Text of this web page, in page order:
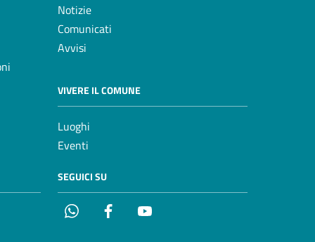
Notizie
Comunicati
Avvisi
VIVERE IL COMUNE
Luoghi
Eventi
SEGUICI SU
Whatsapp Facebook